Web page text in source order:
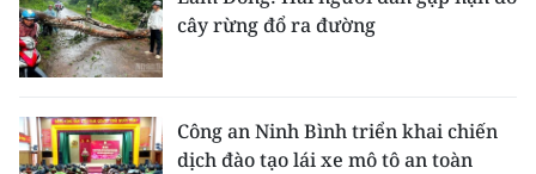
cây rừng đổ ra đường
Công an Ninh Bình triển khai chiến
dịch đào tạo lái xe mô tô an toàn